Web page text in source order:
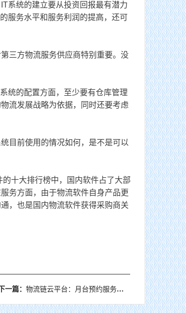
系统的建立要从投资回报最有潜力
服务水平和服务利润的提高，还可
三方物流服务供应商特别重要。没
统的配置方面，至少要有仓库管理
流发展战略为依据，同时还要考虑
目前使用的情况如何，是不是可以
十大排行榜中，国内软件占了大部
务方面，由于物流软件自身产品更
，也是国内物流软件获得采购商关
下一篇： 物流链云平台：月台预约服务实现降本增效